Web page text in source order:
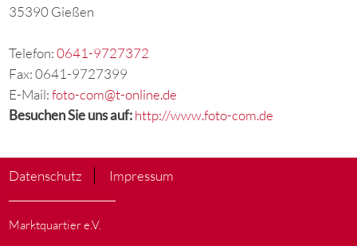
35390 Gießen
Telefon:0641-9727372
Fax: 0641-9727399
E-Mail:foto-com@t-online.de
Besuchen Sie uns auf:http://www.foto-com.de
Datenschutz Impressum
Marktquartier e.V.